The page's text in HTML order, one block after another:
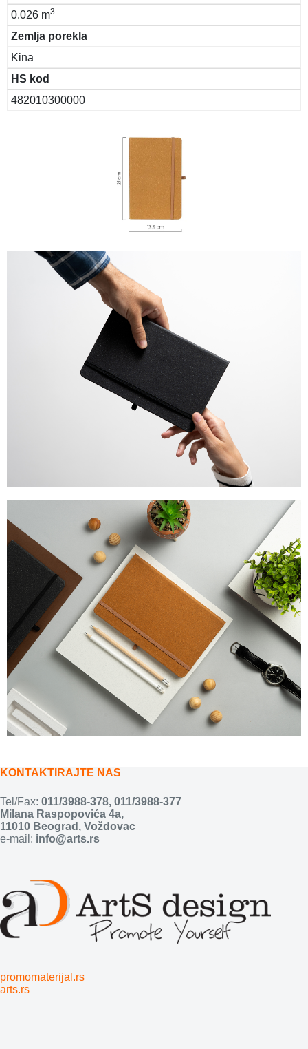
0.026 m3
Zemlja porekla
Kina
HS kod
482010300000
KONTAKTIRAJTE NAS
Tel/Fax: 011/3988-378, 011/3988-377
Milana Raspopovića 4a,
11010 Beograd, Voždovac
e-mail: info@arts.rs
promomaterijal.rs
arts.rs